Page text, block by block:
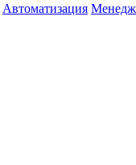
Автоматизация